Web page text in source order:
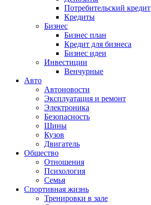
Потребительский кредит
Кредиты
Бизнес
Бизнес план
Кредит для бизнеса
Бизнес идеи
Инвестиции
Венчурные
Авто
Автоновости
Эксплуатация и ремонт
Электроника
Безопасность
Шины
Кузов
Двигатель
Общество
Отношения
Психология
Семья
Спортивная жизнь
Тренировки в зале